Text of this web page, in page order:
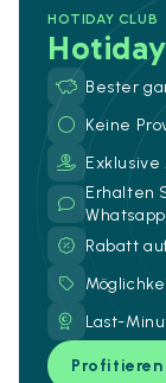
HOTIDAY CLUB
Hotiday
Bester
Keine
Erhalten
Whatsapp
Rabatt
Last-
Profitieren